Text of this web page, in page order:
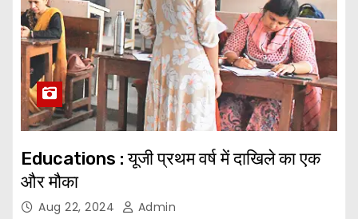
Educations : यूजी प्रथम वर्ष में दाखिले का एक
और मौका
Aug 22, 2024 Admin